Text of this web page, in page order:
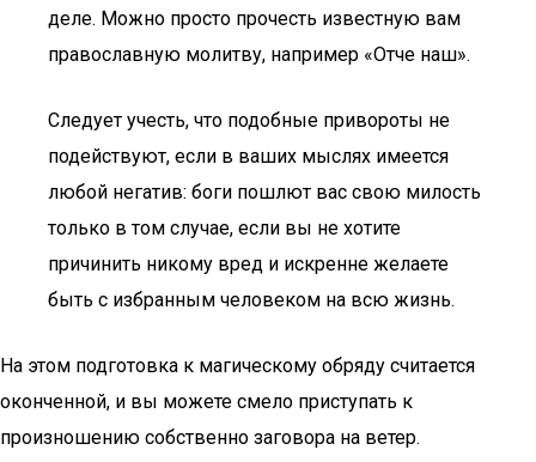
деле. Можно просто прочесть известную вам
православную молитву, например «Отче наш».
Следует учесть, что подобные привороты не
подействуют, если в ваших мыслях имеется
любой негатив: боги пошлют вас свою милость
только в том случае, если вы не хотите
причинить никому вред и искренне желаете
быть с избранным человеком на всю жизнь.
На этом подготовка к магическому обряду считается
оконченной, и вы можете смело приступать к
произношению собственно заговора на ветер.